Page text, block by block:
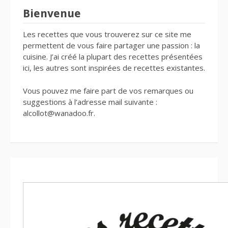
Bienvenue
Les recettes que vous trouverez sur ce site me
permettent de vous faire partager une passion : la
cuisine. J’ai créé la plupart des recettes présentées
ici, les autres sont inspirées de recettes existantes.
Vous pouvez me faire part de vos remarques ou
suggestions à l’adresse mail suivante :
alcollot@wanadoo.fr.